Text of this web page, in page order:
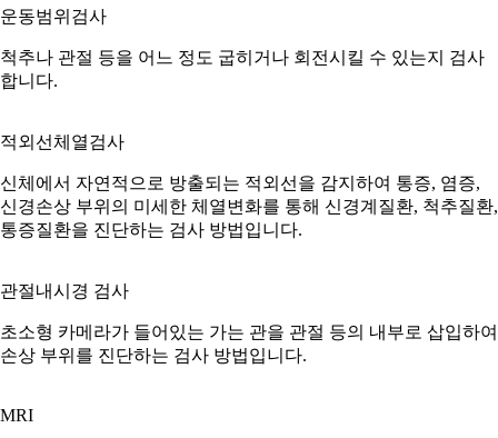
운동범위검사
척추나 관절 등을 어느 정도 굽히거나 회전시킬 수 있는지 검사
합니다.
적외선체열검사
신체에서 자연적으로 방출되는 적외선을 감지하여 통증, 염증,
신경손상 부위의 미세한 체열변화를 통해 신경계질환, 척추질환,
통증질환을 진단하는 검사 방법입니다.
관절내시경 검사
초소형 카메라가 들어있는 가는 관을 관절 등의 내부로 삽입하여
손상 부위를 진단하는 검사 방법입니다.
MRI